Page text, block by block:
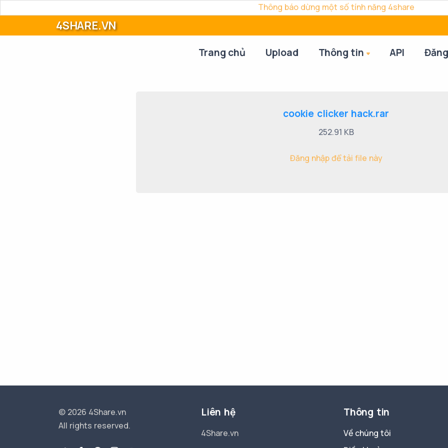
Thông báo dừng một số tính năng 4share
4SHARE.VN
Trang chủ Upload Thông tin API
cookie clicker hack.rar
252.91 KB
Đăng nhập để tải file này
© 2026 4Share.vn
All rights reserved.
Liên hệ
4Share.vn
Thông tin
Về chúng tôi